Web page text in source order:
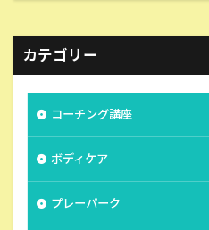
カテゴリー
コーチング講座
ボディケア
プレーパーク